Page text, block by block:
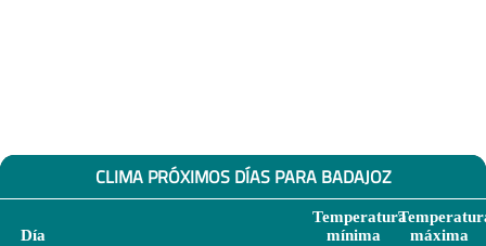
CLIMA PRÓXIMOS DÍAS PARA BADAJOZ
Día
Temperatura
mínima
máxima